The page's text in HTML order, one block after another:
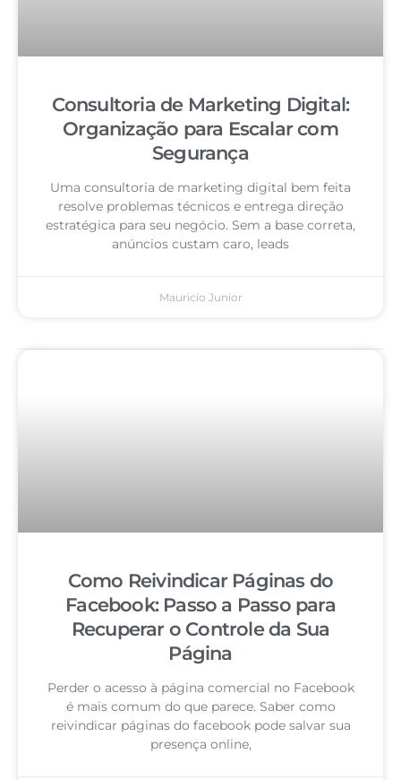
Consultoria de Marketing Digital:
Organização para Escalar com
Segurança
Uma consultoria de marketing digital bem feita
resolve problemas técnicos e entrega direção
estratégica para seu negócio. Sem a base correta,
anúncios custam caro, leads
Mauricio Junior
Como Reivindicar Páginas do
Facebook: Passo a Passo para
Recuperar o Controle da Sua
Página
Perder o acesso à página comercial no Facebook
é mais comum do que parece. Saber como
reivindicar páginas do facebook pode salvar sua
presença online,